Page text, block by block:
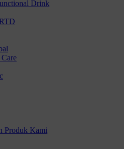
Drink
Produk Kami